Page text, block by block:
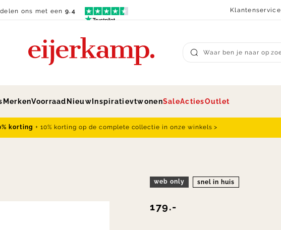
ons met een9.4 Klantenservice
Submit search
MerkenVoorraad Nieuw InspiratievtwonenSaleActiesOutlet
korting + 10% korting op de complete collectie in onze winkels >
web only snel in huis
179.-